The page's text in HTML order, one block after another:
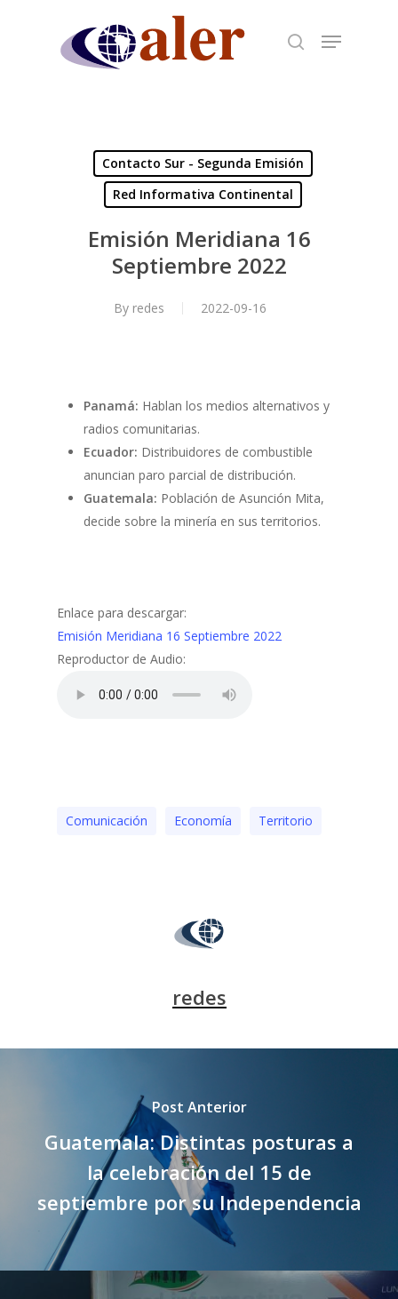
Contacto Sur - Segunda Emisión
Red Informativa Continental
Emisión Meridiana 16
Septiembre 2022
By redes 2022-09-16
Panamá: Hablan los medios alternativos y
radios comunitarias.
Ecuador: Distribuidores de combustible
anuncian paro parcial de distribución.
Guatemala: Población de Asunción Mita,
decide sobre la minería en sus territorios.
Enlace para descargar:
Emisión Meridiana 16 Septiembre 2022
Reproductor de Audio:
Comunicación Economía Territorio
redes
Post Anterior
Guatemala: Distintas posturas a
la celebración del 15 de
septiembre por su Independencia